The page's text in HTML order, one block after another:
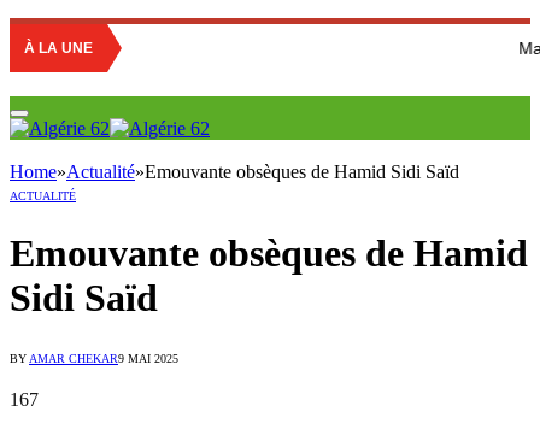
À LA UNE Marché des
Home»Actualité»Emouvante obsèques de Hamid Sidi Saïd
ACTUALITÉ
Emouvante obsèques de Hamid
Sidi Saïd
BYAMAR CHEKAR9 MAI 2025
167